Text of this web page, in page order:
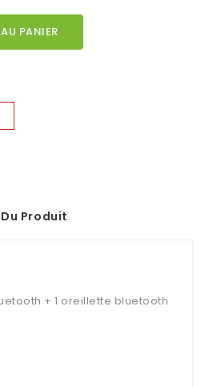
PANIER
Produit
+ 1 oreillette bluetooth